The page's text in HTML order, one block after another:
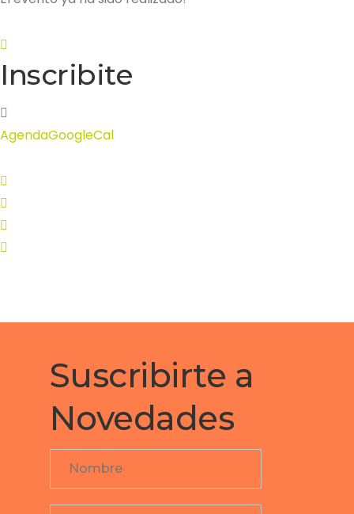
Inscribite
AgendaGoogleCal
Suscribirte a
Novedades